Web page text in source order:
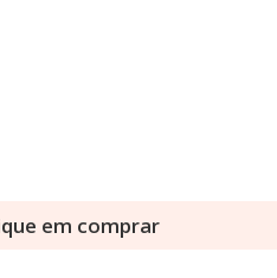
em comprar